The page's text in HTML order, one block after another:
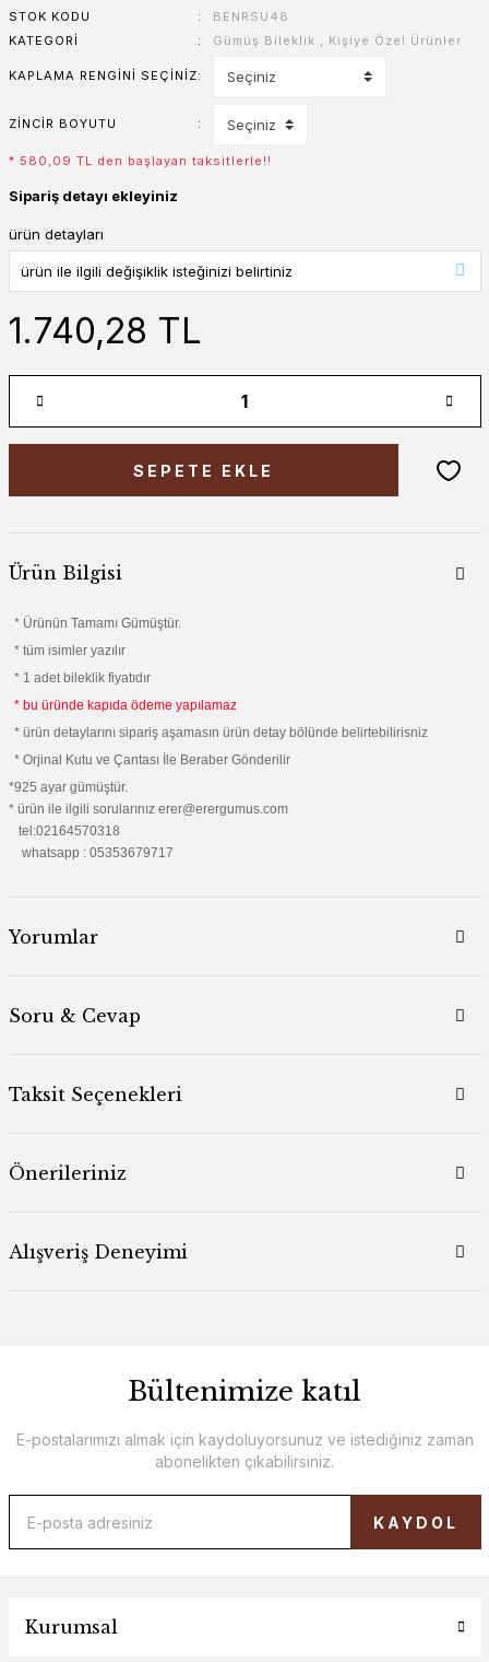
STOK KODU
BENRSU48
KATEGORI
Gümüş Bileklik , Kişiye Özel Ürünler
KAPLAMA RENGINI SEÇINIZ
ZINCIR BOYUTU
* 580,09 TL den başlayan taksitlerle!!
Sipariş detayı ekleyiniz
ürün detayları
1.740,28 TL
SEPETE EKLE
Ürün Bilgisi
* Ürünün Tamamı Gümüştür.
* tüm isimler yazılır
* 1 adet bileklik fiyatıdır
* bu üründe kapıda ödeme yapılamaz
* ürün detaylarını sipariş aşamasın ürün detay bölünde belirtebilirisniz
* Orjinal Kutu ve Çantası İle Beraber Gönderilir
*925 ayar gümüştür.
* ürün ile ilgili sorularınız erer@erergumus.com
tel:02164570318
whatsapp : 05353679717
Yorumlar
Soru & Cevap
Taksit Seçenekleri
Önerileriniz
Alışveriş Deneyimi
Bültenimize katıl
E-postalarımızı almak için kaydoluyorsunuz ve istediğiniz zaman
abonelikten çıkabilirsiniz.
KAYDOL
Kurumsal